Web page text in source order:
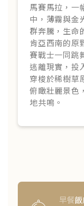
馬賽馬拉，一
中，薄霧與金
群奔騰，生命
肯亞西南的原
賽戰士一同跳
逃離現實，投
穿梭於稀樹草
俯瞰壯麗景色
地共鳴。
早餐